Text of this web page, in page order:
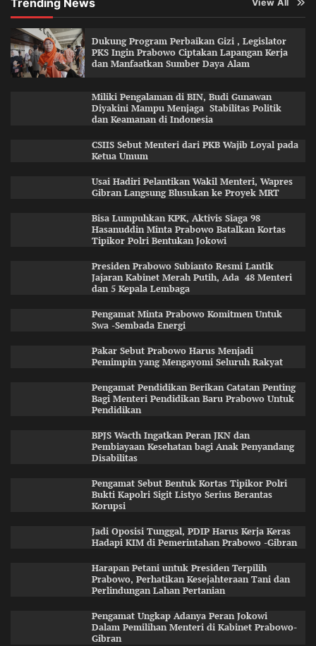
Trending News View All
Dukung Program Perbaikan Gizi , Legislator
PKS Ingin Prabowo Ciptakan Lapangan Kerja
dan Manfaatkan Sumber Daya Alam
Miliki Pengalaman di BIN, Budi Gunawan
Diyakini Mampu Menjaga Stabilitas Politik
dan Keamanan di Indonesia
CSIIS Sebut Menteri dari PKB Wajib Loyal pada
Ketua Umum
Usai Hadiri Pelantikan Wakil Menteri, Wapres
Gibran Langsung Blusukan ke Proyek MRT
Bisa Lumpuhkan KPK, Aktivis Siaga 98
Hasanuddin Minta Prabowo Batalkan Kortas
Tipikor Polri Bentukan Jokowi
Presiden Prabowo Subianto Resmi Lantik
Jajaran Kabinet Merah Putih, Ada 48 Menteri
dan 5 Kepala Lembaga
Pengamat Minta Prabowo Komitmen Untuk
Swa -Sembada Energi
Pakar Sebut Prabowo Harus Menjadi
Pemimpin yang Mengayomi Seluruh Rakyat
Pengamat Pendidikan Berikan Catatan Penting
Bagi Menteri Pendidikan Baru Prabowo Untuk
Pendidikan
BPJS Wacth Ingatkan Peran JKN dan
Pembiayaan Kesehatan bagi Anak Penyandang
Disabilitas
Pengamat Sebut Bentuk Kortas Tipikor Polri
Bukti Kapolri Sigit Listyo Serius Berantas
Korupsi
Jadi Oposisi Tunggal, PDIP Harus Kerja Keras
Hadapi KIM di Pemerintahan Prabowo -Gibran
Harapan Petani untuk Presiden Terpilih
Prabowo, Perhatikan Kesejahteraan Tani dan
Perlindungan Lahan Pertanian
Pengamat Ungkap Adanya Peran Jokowi
Dalam Pemilihan Menteri di Kabinet Prabowo-
Gibran